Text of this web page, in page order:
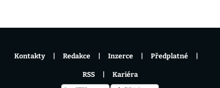
Kontakty Redakce Inzerce Předplatné
RSS Kariéra